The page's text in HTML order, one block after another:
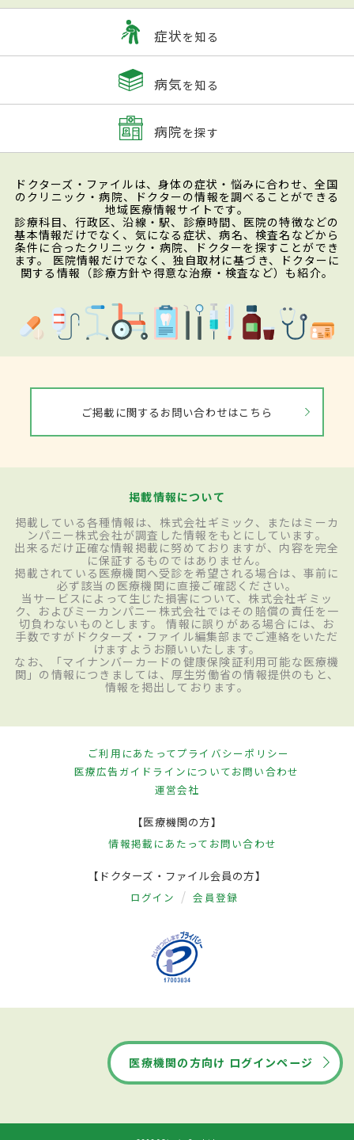
症状を知る
病気を知る
病院を探す
ドクターズ・ファイルは、身体の症状・悩みに合わせ、全国
のクリニック・病院、ドクターの情報を調べることができる
地域医療情報サイトです。
診療科目、行政区、沿線・駅、診療時間、医院の特徴などの
基本情報だけでなく、気になる症状、病名、検査名などから
条件に合ったクリニック・病院、ドクターを探すことができ
ます。 医院情報だけでなく、独自取材に基づき、ドクターに
関する情報（診療方針や得意な治療・検査など）も紹介。
ご掲載に関するお問い合わせはこちら
掲載情報について
掲載している各種情報は、株式会社ギミック、またはミーカ
ンパニー株式会社が調査した情報をもとにしています。
出来るだけ正確な情報掲載に努めておりますが、内容を完全
に保証するものではありません。
掲載されている医療機関へ受診を希望される場合は、事前に
必ず該当の医療機関に直接ご確認ください。
当サービスによって生じた損害について、株式会社ギミッ
ク、およびミーカンパニー株式会社ではその賠償の責任を一
切負わないものとします。 情報に誤りがある場合には、お
手数ですがドクターズ・ファイル編集部までご連絡をいただ
けますようお願いいたします。
なお、「マイナンバーカードの健康保険証利用可能な医療機
関」の情報につきましては、厚生労働省の情報提供のもと、
情報を掲出しております。
ご利用にあたってプライバシーポリシー
医療広告ガイドラインについてお問い合わせ
運営会社
【医療機関の方】
情報掲載にあたって お問い合わせ
【ドクターズ・ファイル会員の方】
ログイン 会員登録
医療機関の方向け ログインページ